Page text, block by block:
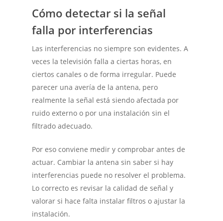
Cómo detectar si la señal
falla por interferencias
Las interferencias no siempre son evidentes. A
veces la televisión falla a ciertas horas, en
ciertos canales o de forma irregular. Puede
parecer una avería de la antena, pero
realmente la señal está siendo afectada por
ruido externo o por una instalación sin el
filtrado adecuado.
Por eso conviene medir y comprobar antes de
actuar. Cambiar la antena sin saber si hay
interferencias puede no resolver el problema.
Lo correcto es revisar la calidad de señal y
valorar si hace falta instalar filtros o ajustar la
instalación.